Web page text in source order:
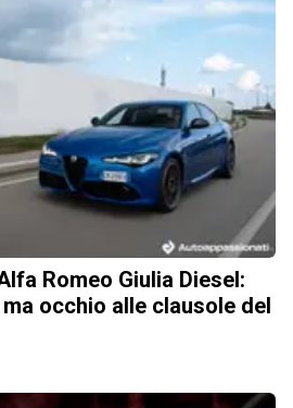
Romeo Giulia Diesel:
occhio alle clausole del